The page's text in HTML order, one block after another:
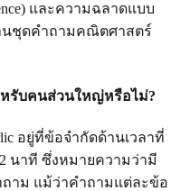
และความฉลาดแบบ
านชุดคำถามคณิตศาสตร์
หรับคนส่วนใหญ่หรือไม่?
อยู่ที่ข้อจำกัดด้านเวลาที่
นาที ซึ่งหมายความว่ามี
ถาม แม้ว่าคำถามแต่ละข้อ